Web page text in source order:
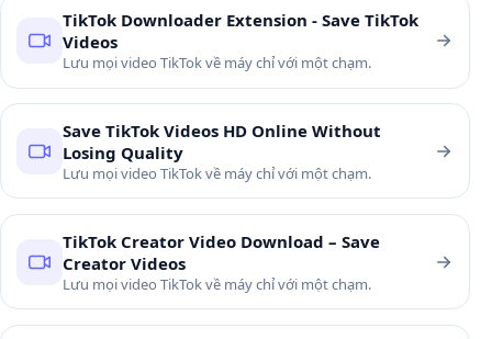
TikTok Downloader Extension - Save TikTok
Videos
Lưu mọi video TikTok về máy chỉ với một chạm.
Save TikTok Videos HD Online Without
Losing Quality
Lưu mọi video TikTok về máy chỉ với một chạm.
TikTok Creator Video Download – Save
Creator Videos
Lưu mọi video TikTok về máy chỉ với một chạm.